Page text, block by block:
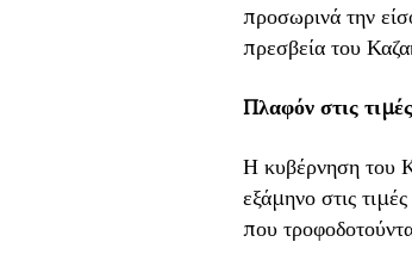
προσωρινά την
πρεσβεία του
Πλαφόν στις
Η κυβέρνηση του
εξάμηνο στις
που